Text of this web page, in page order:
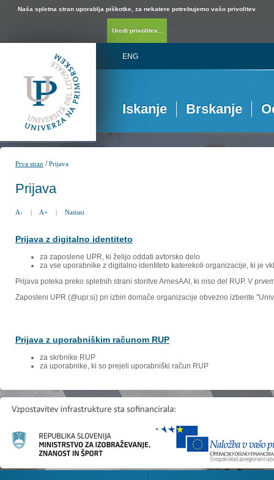
Naša spletna stran uporablja piškotke, za nekatere potrebujemo vašo privolitev.
Uredi privolitev...
ENG
Iskanje Brskanje
Prva stran /Prijava
Prijava
A- | A+ | Natisni
Prijava z digitalno identiteto
za zaposlene UPR, ki želijo oddati avtorsko delo
za vse uporabnike z digitalno identiteto katerekoli organizacije, ki je
Prijava poteka preko spletnih strani storitve ArnesAAI, ki niso del RUP. V
Zaposleni UPR (@upr.si) pri izbiri domače organizacije obvezno izberite
Prijava z uporabniškim računom RUP
za skrbnike RUP
za uporabnike, ki so prejeli uporabniški račun RUP